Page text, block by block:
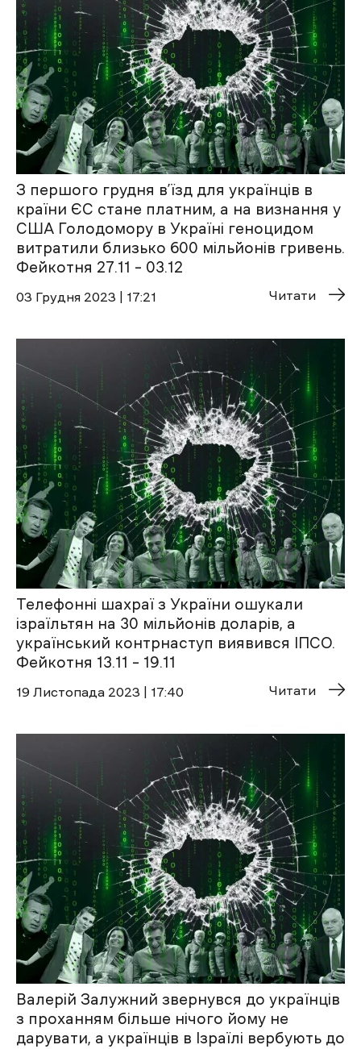
З першого грудня в’їзд для українців в
країни ЄС стане платним, а на визнання у
США Голодомору в Україні геноцидом
витратили близько 600 мільйонів гривень.
Фейкотня 27.11 – 03.12
03 Грудня 2023 | 17:21 Читати
Телефонні шахраї з України ошукали
ізраїльтян на 30 мільйонів доларів, а
український контрнаступ виявився ІПСО.
Фейкотня 13.11 – 19.11
19 Листопада 2023 | 17:40 Читати
Валерій Залужний звернувся до українців
з проханням більше нічого йому не
дарувати, а українців в Ізраїлі вербують до